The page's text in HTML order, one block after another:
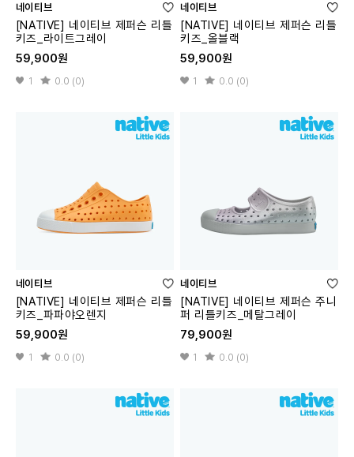
네이티브
[NATIVE] 네이티브 제퍼슨 리틀
키즈_라이트그레이
59,900원
1 0.0 (0)
네이티브
[NATIVE] 네이티브 제퍼슨 리틀
키즈_올블랙
59,900원
1 0.0 (0)
네이티브
[NATIVE] 네이티브 제퍼슨 리틀
키즈_파파야오렌지
59,900원
1 0.0 (0)
네이티브
[NATIVE] 네이티브 제퍼슨 주니
퍼 리틀키즈_메탈그레이
79,900원
1 0.0 (0)